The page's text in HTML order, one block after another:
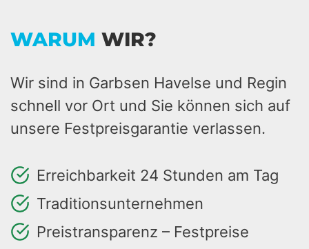
WARUM WIR?
Wir sind in Garbsen Havelse und Regin
schnell vor Ort und Sie können sich auf
unsere Festpreisgarantie verlassen.
Erreichbarkeit 24 Stunden am Tag
Traditionsunternehmen
Preistransparenz – Festpreise